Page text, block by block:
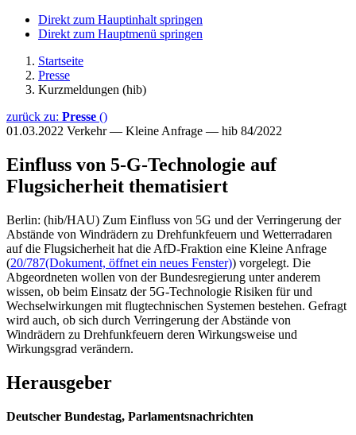
Direkt zum Hauptinhalt springen
Direkt zum Hauptmenü springen
Startseite
Presse
Kurzmeldungen (hib)
zurück zu: Presse ()
01.03.2022 Verkehr — Kleine Anfrage — hib 84/2022
Einfluss von 5-G-Technologie auf
Flugsicherheit thematisiert
Berlin: (hib/HAU) Zum Einfluss von 5G und der Verringerung der
Abstände von Windrädern zu Drehfunkfeuern und Wetterradaren
auf die Flugsicherheit hat die AfD-Fraktion eine Kleine Anfrage
(20/787(Dokument, öffnet ein neues Fenster)) vorgelegt. Die
Abgeordneten wollen von der Bundesregierung unter anderem
wissen, ob beim Einsatz der 5G-Technologie Risiken für und
Wechselwirkungen mit flugtechnischen Systemen bestehen. Gefragt
wird auch, ob sich durch Verringerung der Abstände von
Windrädern zu Drehfunkfeuern deren Wirkungsweise und
Wirkungsgrad verändern.
Herausgeber
Deutscher Bundestag, Parlamentsnachrichten